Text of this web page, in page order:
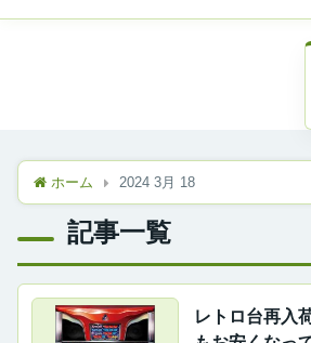
ホーム 2024 3月 18
記事一覧
レトロ台再入